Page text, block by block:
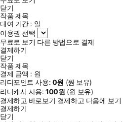
닫기
작품 제목
대여 기간 : 일
이용권 선택
무료로 보기 다른 방법으로 결제
결제하기
닫기
작품 제목
결제 금액 : 원
리디포인트 사용: 0원 (원 보유)
리디캐시 사용:100원 (원 보유)
결제하고 바로보기 결제하고 다음에 보기
결제하기
닫기